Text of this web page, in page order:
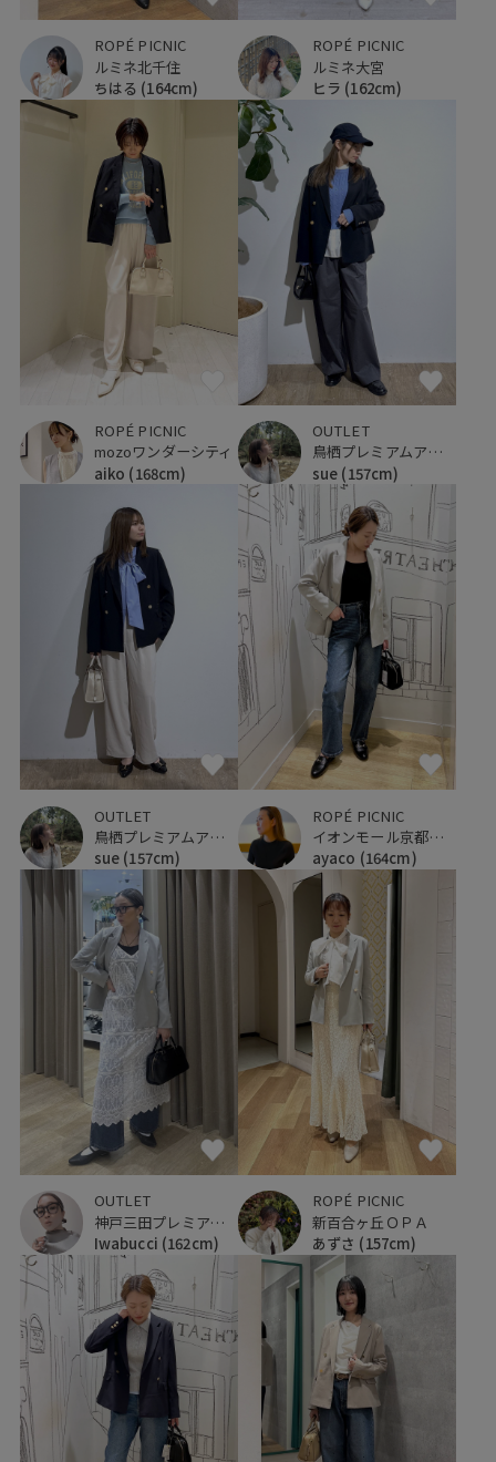
ROPÉ PICNIC
ルミネ北千住
ちはる (164cm)
ROPÉ PICNIC
ルミネ大宮
ヒラ (162cm)
ROPÉ PICNIC
mozoワンダーシティ
aiko (168cm)
OUTLET
鳥栖プレミアムアウトレット
sue (157cm)
OUTLET
鳥栖プレミアムアウトレット
sue (157cm)
ROPÉ PICNIC
イオンモール京都桂川
ayaco (164cm)
OUTLET
神戸三田プレミアム・アウトレット
Iwabucci (162cm)
ROPÉ PICNIC
新百合ヶ丘ＯＰＡ
あずさ (157cm)